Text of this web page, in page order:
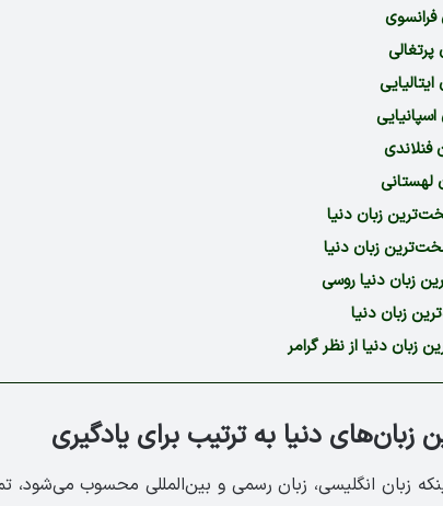
فرانسوی
پرتغالی
ایتالیایی
اسپانیایی
فنلاندی
لهستانی
زبان دنیا
زبان دنیا
زبان دنیا روسی
زبان دنیا
زبان دنیا از نظر گرامر
دنیا به ترتیب برای یادگیری
زبان انگلیسی، زبان رسمی و بین‌المللی محسوب می‌شود،